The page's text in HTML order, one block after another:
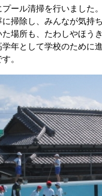
ール清掃を行いました
掃除し、みんなが気持
場所も、たわしやほう
年として学校のために
。